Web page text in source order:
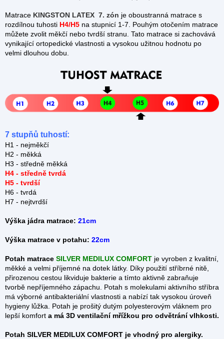
Matrace KINGSTON LATEX 7. zón je oboustranná matrace s
rozdílnou tuhosti H4/H5 na stupnicí 1-7. Pouhým otočením matrace
můžete zvolit měkčí nebo tvrdší stranu. Tato matrace si zachovává
vynikající ortopedické vlastnosti a vysokou užitnou hodnotu po
velmi dlouhou dobu.
7 stupňů tuhostí:
H1 - nejměkčí
H2 - měkká
H3 - středně měkká
H4 - středně tvrdá
H5 - tvrdší
H6 - tvrdá
H7 - nejtvrdší
Výška jádra matrace: 21cm
Výška matrace v potahu: 22cm
Potah matrace SILVER MEDILUX COMFORT je vyroben z kvalitní,
měkké a velmi příjemné na dotek látky. Díky použití stříbrné nitě,
přirozenou cestou likviduje bakterie a tímto aktivně zabraňuje
tvorbě nepříjemného zápachu. Potah s molekulami aktivního stříbra
má výborné antibakteriální vlastnosti a nabízí tak vysokou úroveň
hygieny lůžka. Potah je prošitý dutým polyesterovým vláknem pro
lepší komfort a má 3D ventilační mřížkou pro odvětrání vlhkosti.
Potah SILVER MEDILUX COMFORT je vhodný pro alergiky.